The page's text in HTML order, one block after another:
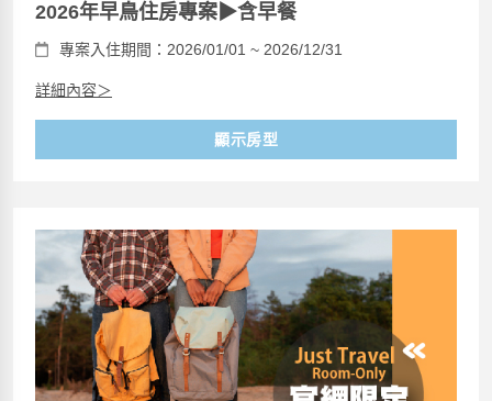
2026年早鳥住房專案▶含早餐
專案入住期間：2026/01/01 ~ 2026/12/31
詳細內容＞
顯示房型